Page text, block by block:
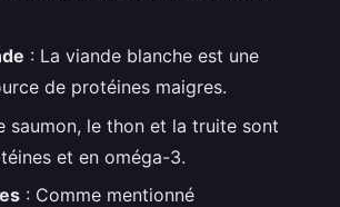
: La viande blanche est une
de protéines maigres.
saumon, le thon et la truite sont
et en oméga-3.
: Comme mentionné